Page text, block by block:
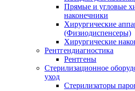
Прямые и угловые
наконечники
Хирургические
(Физиодиспенсеры)
Хирургические
Рентгендиагностика
Рентгены
Стерилизационное
уход
Стерилизаторы